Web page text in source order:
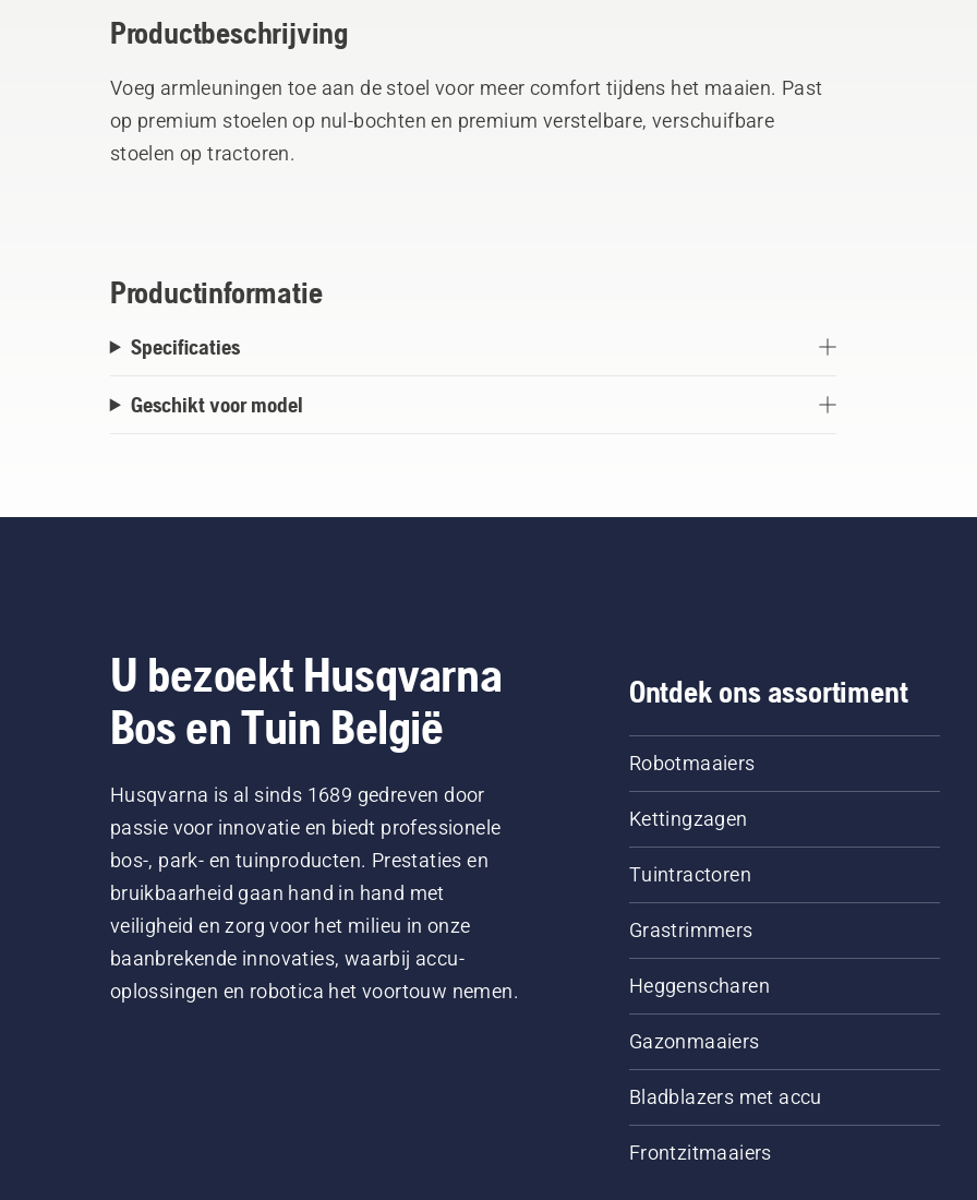
Productbeschrijving
Voeg armleuningen toe aan de stoel voor meer comfort tijdens het maaien. Past
op premium stoelen op nul-bochten en premium verstelbare, verschuifbare
stoelen op tractoren.
Productinformatie
Specificaties
Geschikt voor model
U bezoekt Husqvarna
Bos en Tuin België
Husqvarna is al sinds 1689 gedreven door
passie voor innovatie en biedt professionele
bos-, park- en tuinproducten. Prestaties en
bruikbaarheid gaan hand in hand met
veiligheid en zorg voor het milieu in onze
baanbrekende innovaties, waarbij accu-
oplossingen en robotica het voortouw nemen.
Ontdek ons assortiment
Robotmaaiers
Kettingzagen
Tuintractoren
Grastrimmers
Heggenscharen
Gazonmaaiers
Bladblazers met accu
Frontzitmaaiers